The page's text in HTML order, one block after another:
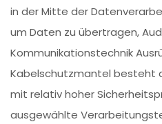
in der Mitte der
um Daten zu übertragen,
Kommunikationstechnik
Kabelschutzmantel besteht
mit relativ hoher
ausgewählte